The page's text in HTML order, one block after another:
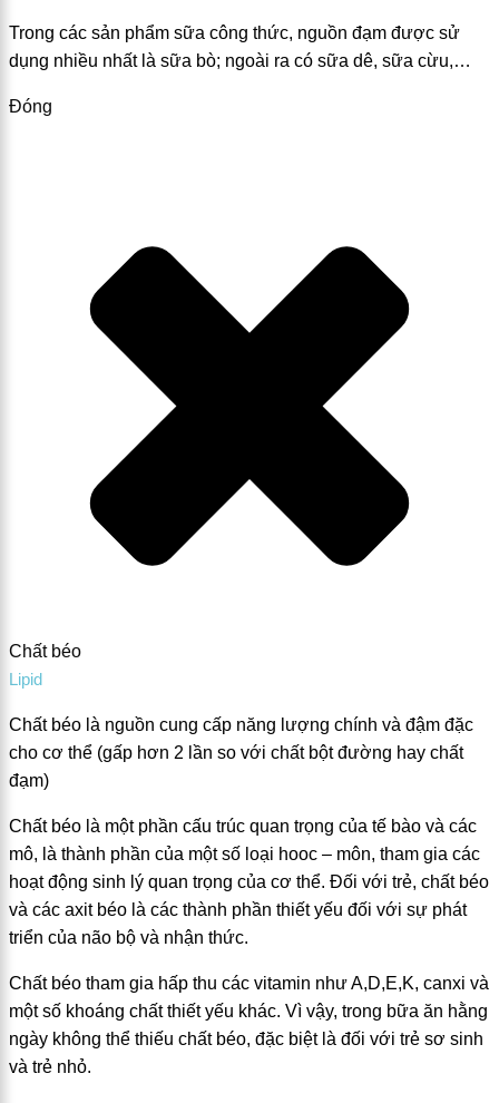
Trong các sản phẩm sữa công thức, nguồn đạm được sử
dụng nhiều nhất là sữa bò; ngoài ra có sữa dê, sữa cừu,…
Đóng
Chất béo
Lipid
Chất béo là nguồn cung cấp năng lượng chính và đậm đặc
cho cơ thể (gấp hơn 2 lần so với chất bột đường hay chất
đạm)
Chất béo là một phần cấu trúc quan trọng của tế bào và các
mô, là thành phần của một số loại hooc – môn, tham gia các
hoạt động sinh lý quan trọng của cơ thể. Đối với trẻ, chất béo
và các axit béo là các thành phần thiết yếu đối với sự phát
triển của não bộ và nhận thức.
Chất béo tham gia hấp thu các vitamin như A,D,E,K, canxi và
một số khoáng chất thiết yếu khác. Vì vậy, trong bữa ăn hằng
ngày không thể thiếu chất béo, đặc biệt là đối với trẻ sơ sinh
và trẻ nhỏ.